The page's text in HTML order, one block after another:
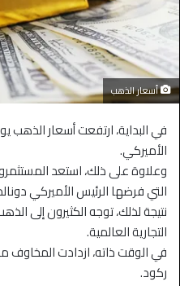
أسعار الذهب
في البداية، ارتفعت أسعار الذهب
الأميركي.
وعلاوة على ذلك، استعد
التي فرضها الرئيس الأميركي
نتيجة لذلك، توجه الكثيرون إلى
التجارية العالمية.
في الوقت ذاته، ازدادت
ركود.